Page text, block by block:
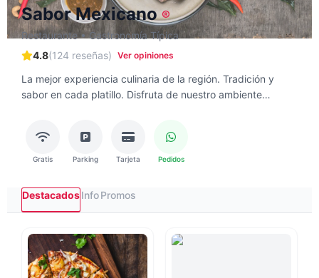
Sabor Mexicano®
Restaurante • Gastronomía Típica
4.8(124 reseñas) Ver opiniones
La mejor experiencia culinaria de la región. Tradición y
sabor en cada platillo. Disfruta de nuestro ambiente
Gratis Parking Tarjeta Pedidos
DestacadosInfoPromos